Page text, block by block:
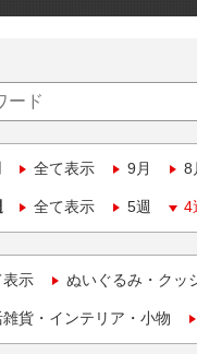
全て表示 9月 8
全て表示 5週 4
表示 ぬいぐるみ・クッ
貨・インテリア・小物